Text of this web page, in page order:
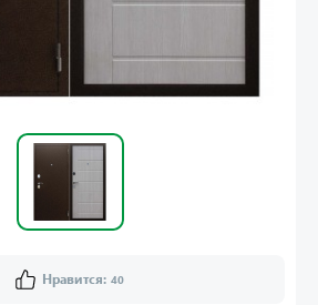
Нравится: 40